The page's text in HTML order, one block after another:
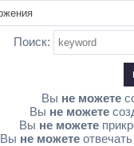
Поиск:
Вы не можете
Вы не можете
Вы не можете
Вы не можете